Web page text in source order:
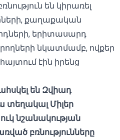
են կիրառել
քաղաքական
երիտասարդ
նկատմամբ, ովքեր
էին իրենց
են Զվիադ
տեղակալ Միլեր
նշանակության
բռնությունները